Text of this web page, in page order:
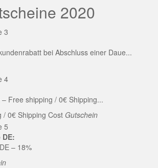
2020
bei Abschluss einer Daue...
Free shipping / 0€ Shipping...
/ 0€ Shipping Cost Gutschein
– 18%